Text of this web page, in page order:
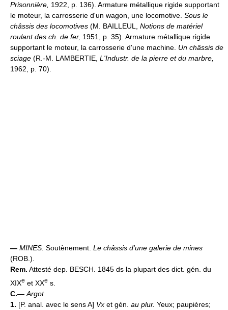
Prisonnière, 1922, p. 136). Armature métallique rigide supportant
le moteur, la carrosserie d'un wagon, une locomotive. Sous le
châssis des locomotives (M. BAILLEUL, Notions de matériel
roulant des ch. de fer, 1951, p. 35). Armature métallique rigide
supportant le moteur, la carrosserie d'une machine. Un châssis de
sciage (R.-M. LAMBERTIE, L'Industr. de la pierre et du marbre,
1962, p. 70).
— MINES. Soutènement. Le châssis d'une galerie de mines
(ROB.).
Rem. Attesté dep. BESCH. 1845 ds la plupart des dict. gén. du
XIXe et XXe s.
C.— Argot
1. [P. anal. avec le sens A] Vx et gén. au plur. Yeux; paupières;